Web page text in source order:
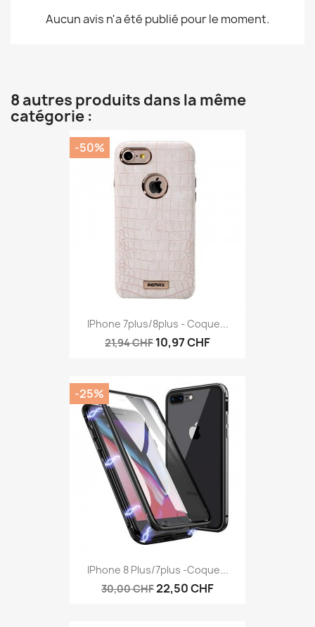
Aucun avis n'a été publié pour le moment.
8 autres produits dans la même
catégorie :
IPhone 7plus/8plus - Coque...
21,94 CHF 10,97 CHF
-50%
IPhone 8 Plus/7plus -Coque...
30,00 CHF22,50 CHF
-25%